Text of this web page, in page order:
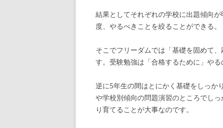
結果としてそれぞれの学校に出題傾向
度、やるべきことを絞ることができる。
そこでフリーダムでは「基礎を固めて
す。受験勉強は「合格するために」や
逆に5年生の間はとにかく基礎をしっか
や学校別傾向の問題演習のところでし
り育てることが大事なのです。